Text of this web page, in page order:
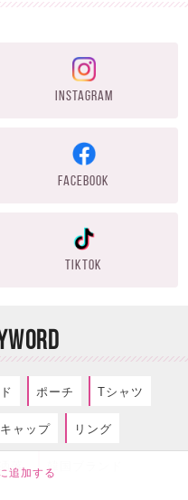
追加する
INSTAGRAM
FACEBOOK
TIKTOK
ポーチ Tシャツ
キャップ リング
落 韓国ブランド